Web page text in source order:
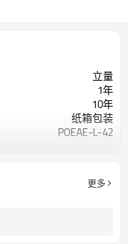
立量
1年
10年
纸箱包装
POEAE-L-42
更多